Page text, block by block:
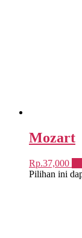
Mozart
Rp.37,000
Pilihan ini